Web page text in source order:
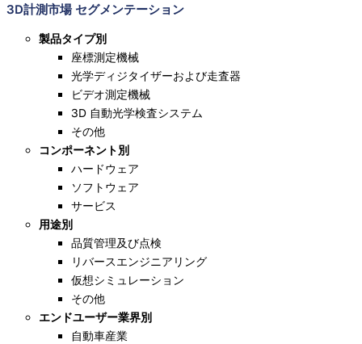
3D計測市場 セグメンテーション
製品タイプ別
座標測定機械
光学ディジタイザーおよび走査器
ビデオ測定機械
3D 自動光学検査システム
その他
コンポーネント別
ハードウェア
ソフトウェア
サービス
用途別
品質管理及び点検
リバースエンジニアリング
仮想シミュレーション
その他
エンドユーザー業界別
自動車産業